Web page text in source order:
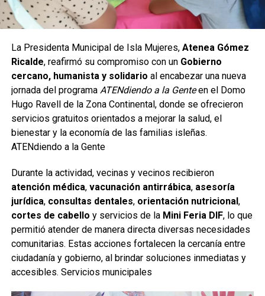
La Presidenta Municipal de Isla Mujeres, Atenea Gómez
Ricalde, reafirmó su compromiso con un Gobierno
cercano, humanista y solidario al encabezar una nueva
jornada del programa ATENdiendo a la Genteen el Domo
Hugo Ravell de la Zona Continental, donde se ofrecieron
servicios gratuitos orientados a mejorar la salud, el
bienestar y la economía de las familias isleñas.
ATENdiendo a la Gente
Durante la actividad, vecinas y vecinos recibieron
atención médica, vacunación antirrábica, asesoría
jurídica, consultas dentales, orientación nutricional,
cortes de cabello y servicios de la Mini Feria DIF, lo que
permitió atender de manera directa diversas necesidades
comunitarias. Estas acciones fortalecen la cercanía entre
ciudadanía y gobierno, al brindar soluciones inmediatas y
accesibles. Servicios municipales